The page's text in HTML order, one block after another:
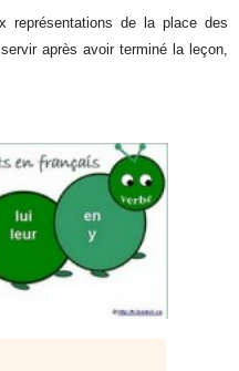
représentations de la place des
après avoir terminé la leçon,